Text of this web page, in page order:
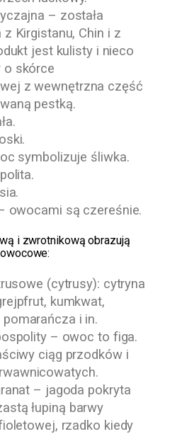
– została
Kirgistanu, Chin i z
jest kulisty i nieco
o skórce
z wewnętrzna część
pestką.
symbolizuje śliwka.
owocami są czereśnie.
i zwrotnikową obrazują
(cytrusy): cytryna
kumkwat,
i in.
– owoc to figa.
ciąg przodków i
– jagoda pokryta
łupiną barwy
rzadko kiedy